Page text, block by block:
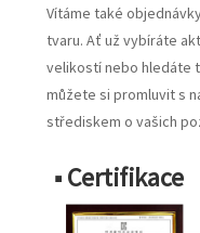
Vítáme také
tvaru. Ať už vybíráte
velikostí nebo hledáte
můžete si promluvit s
střediskem o vašich
■ Certifikace